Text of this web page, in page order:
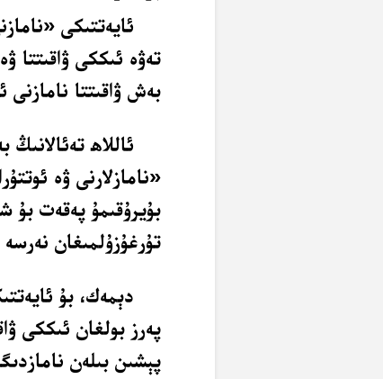
ئايەتتىكى
تەۋە ئىككى ۋاقىتتا
بەش ۋاقىتتا نامازنى
«نامازلارنى ۋە
بۇيرۇقىمۇ پەقەت بۇ
تۇرغۇزۇلمىغان
دېمەك، بۇ
پەرز بولغان ئىككى
پېشىن بىلەن